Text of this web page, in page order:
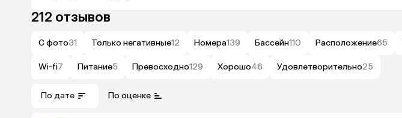
212 отзывов
С фото31 Только негативные12 Номера139 Бассейн110 Расположение65
Wi-fi7 Питание5 Превосходно129 Хорошо46 Удовлетворительно25
По дате По оценке